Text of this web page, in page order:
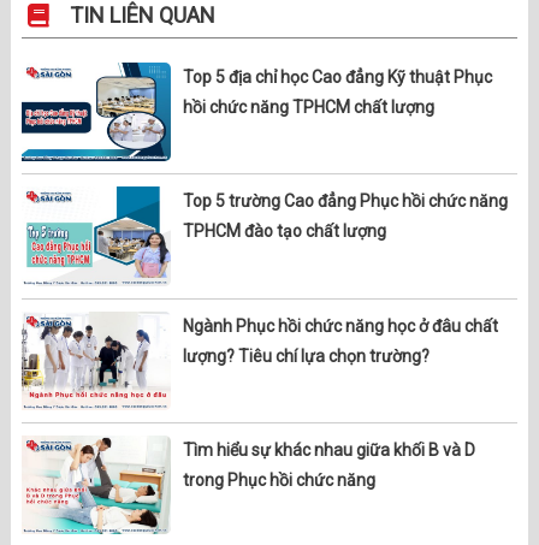
TIN LIÊN QUAN
Top 5 địa chỉ học Cao đẳng Kỹ thuật Phục
hồi chức năng TPHCM chất lượng
Top 5 trường Cao đẳng Phục hồi chức năng
TPHCM đào tạo chất lượng
Ngành Phục hồi chức năng học ở đâu chất
lượng? Tiêu chí lựa chọn trường?
Tìm hiểu sự khác nhau giữa khối B và D
trong Phục hồi chức năng